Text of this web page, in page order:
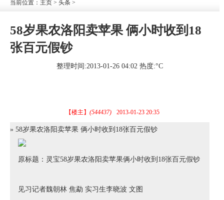
当前位置： 主页 > 头条 >
58岁果农洛阳卖苹果 俩小时收到18
张百元假钞
整理时间:2013-01-26 04:02 热度:°C
【楼主】 (544437) 2013-01-23 20:35
» 58岁果农洛阳卖苹果 俩小时收到18张百元假钞
原标题：灵宝58岁果农洛阳卖苹果俩小时收到18张百元假钞
见习记者魏朝林 焦勐 实习生李晓波 文图